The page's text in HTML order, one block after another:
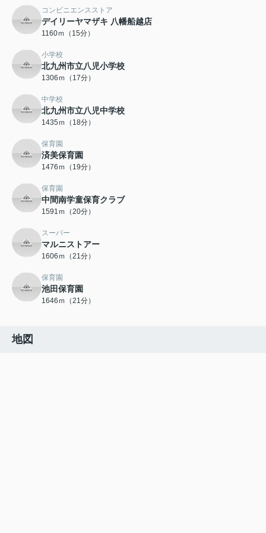
コンビニエンスストア
デイリーヤマザキ 八幡船越店
1160ｍ（15分）
小学校
北九州市立八児小学校
1306ｍ（17分）
中学校
北九州市立八児中学校
1435ｍ（18分）
保育園
済美保育園
1476ｍ（19分）
保育園
中間南学童保育クラブ
1591ｍ（20分）
スーパー
マルニストアー
1606ｍ（21分）
保育園
池田保育園
1646ｍ（21分）
地図